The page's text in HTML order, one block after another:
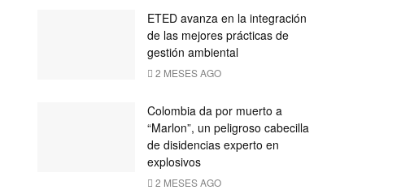
ETED avanza en la integración
de las mejores prácticas de
gestión ambiental
2 MESES AGO
Colombia da por muerto a
“Marlon”, un peligroso cabecilla
de disidencias experto en
explosivos
2 MESES AGO